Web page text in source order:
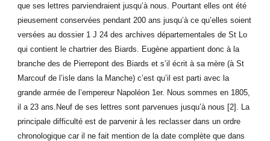
que ses lettres parviendraient jusqu’à nous. Pourtant elles ont été
pieusement conservées pendant 200 ans jusqu’à ce qu’elles soient
versées au dossier 1 J 24 des archives départementales de St Lo
qui contient le chartrier des Biards. Eugène appartient donc à la
branche des de Pierrepont des Biards et s’il écrit à sa mère (à St
Marcouf de l’isle dans la Manche) c’est qu’il est parti avec la
grande armée de l’empereur Napoléon 1er. Nous sommes en 1805,
il a 23 ans.Neuf de ses lettres sont parvenues jusqu’à nous [2]. La
principale difficulté est de parvenir à les reclasser dans un ordre
chronologique car il ne fait mention de la date complète que dans